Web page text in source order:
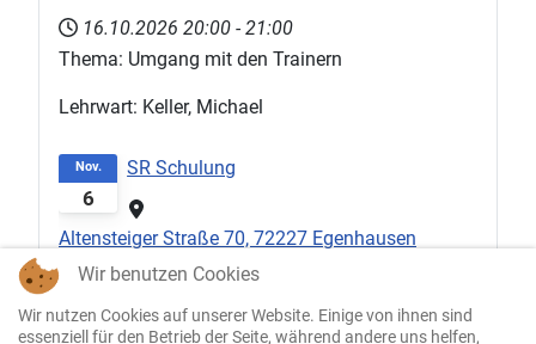
16.10.2026 20:00 - 21:00
Thema: Umgang mit den Trainern
Lehrwart: Keller, Michael
6
Nov. SR Schulung
Altensteiger Straße 70, 72227 Egenhausen
06.11.2026 20:00 - 21:00
Thema: Basics, aber Achtung
Wir benutzen Cookies
Wir nutzen Cookies auf unserer Website. Einige von ihnen sind
essenziell für den Betrieb der Seite, während andere uns helfen,